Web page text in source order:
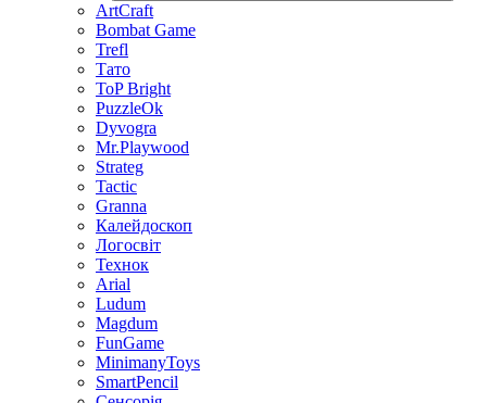
ArtCraft
Bombat Game
Trefl
Тато
ToP Bright
PuzzleOk
Dyvogra
Mr.Playwood
Strateg
Tactic
Granna
Калейдоскоп
Логосвіт
Технок
Arial
Ludum
Magdum
FunGame
MinimanyToys
SmartPencil